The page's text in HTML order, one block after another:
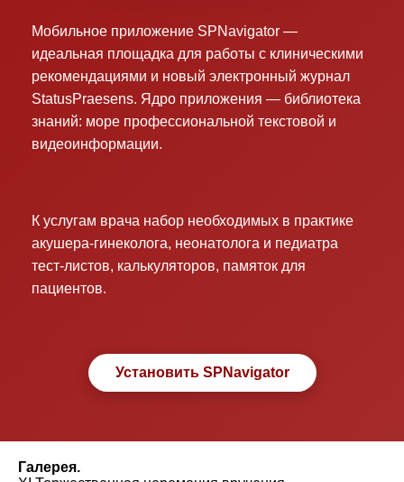
Мобильное приложение SPNavigator —
идеальная площадка для работы с клиническими
рекомендациями и новый электронный журнал
StatusPraesens. Ядро приложения — библиотека
знаний: море профессиональной текстовой и
видеоинформации.
К услугам врача набор необходимых в практике
акушера-гинеколога, неонатолога и педиатра
тест-листов, калькуляторов, памяток для
пациентов.
Установить SPNavigator
Галерея.